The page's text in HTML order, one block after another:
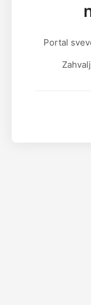
Portal